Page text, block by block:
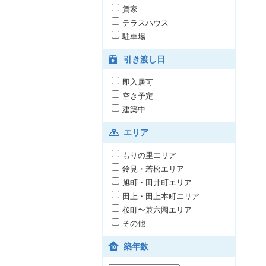
賃家
テラスハウス
駐車場
引き渡し日
即入居可
空き予定
建築中
エリア
もりの里エリア
鈴見・若松エリア
旭町・田井町エリア
田上・田上本町エリア
桜町〜兼六園エリア
その他
築年数